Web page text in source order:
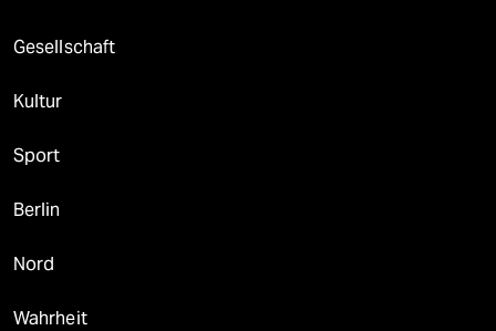
Gesellschaft
Kultur
Sport
Berlin
Nord
Wahrheit